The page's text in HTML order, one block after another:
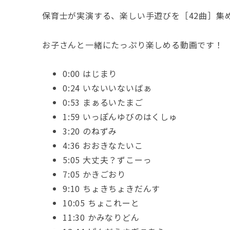
保育士が実演する、楽しい手遊びを［42曲］集
お子さんと一緒にたっぷり楽しめる動画です！
0:00 はじまり
0:24 いないいないばぁ
0:53 まぁるいたまご
1:59 いっぽんゆびのはくしゅ
3:20 のねずみ
4:36 おおきなたいこ
5:05 大丈夫？ずこーっ
7:05 かきごおり
9:10 ちょきちょきだんす
10:05 ちょこれーと
11:30 かみなりどん